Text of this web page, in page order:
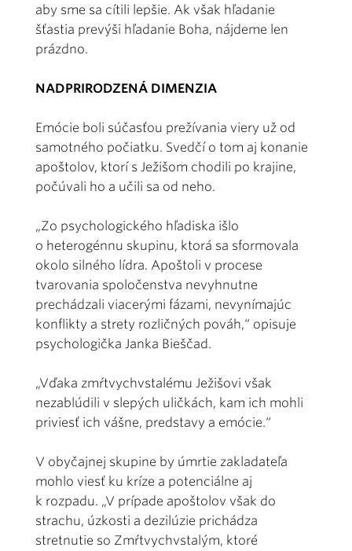
aby sme sa cítili lepšie. Ak však hľadanie
šťastia prevýši hľadanie Boha, nájdeme len
prázdno.
NADPRIRODZENÁ DIMENZIA
Emócie boli súčasťou prežívania viery už od
samotného počiatku. Svedčí o tom aj konanie
apoštolov, ktorí s Ježišom chodili po krajine,
počúvali ho a učili sa od neho.
„Zo psychologického hľadiska išlo
o heterogénnu skupinu, ktorá sa sformovala
okolo silného lídra. Apoštoli v procese
tvarovania spoločenstva nevyhnutne
prechádzali viacerými fázami, nevynímajúc
konflikty a strety rozličných pováh,“ opisuje
psychologička Janka Bieščad.
„Vďaka zmŕtvychvstalému Ježišovi však
nezablúdili v slepých uličkách, kam ich mohli
priviesť ich vášne, predstavy a emócie.“
V obyčajnej skupine by úmrtie zakladateľa
mohlo viesť ku kríze a potenciálne aj
k rozpadu. „V prípade apoštolov však do
strachu, úzkosti a dezilúzie prichádza
stretnutie so Zmŕtvychvstalým, ktoré